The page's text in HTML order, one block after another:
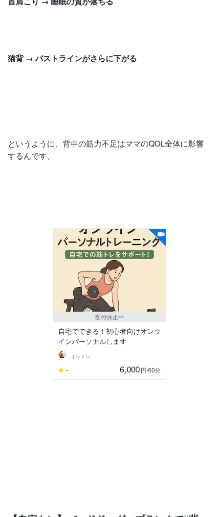
猫背 → バストラインがさらに下がる
というように、背中の筋力不足はママのQOL全体に影響
するんです。
受付休止中
自宅でできる！初心者向けオンラ
インパーソナルします
オレトレ
- 6,000円/60分